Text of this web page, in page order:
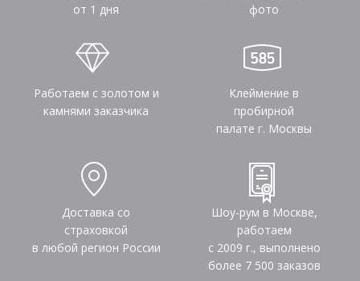
от 1 дня
фото
Работаем с золотом и
камнями заказчика
Клеймение в
пробирной
палате г. Москвы
Доставка со
страховкой
в любой регион России
Шоу-рум в Москве,
работаем
с 2009 г., выполнено
более 7 500 заказов